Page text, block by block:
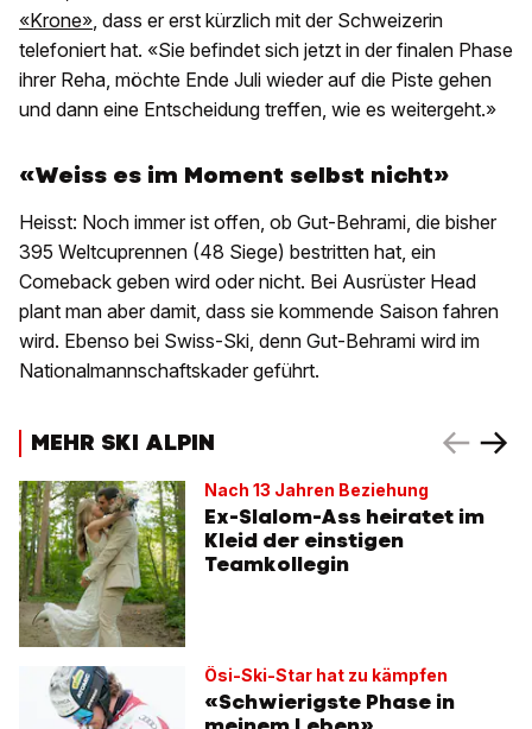
«Krone», dass er erst kürzlich mit der Schweizerin
telefoniert hat. «Sie befindet sich jetzt in der finalen Phase
ihrer Reha, möchte Ende Juli wieder auf die Piste gehen
und dann eine Entscheidung treffen, wie es weitergeht.»
«Weiss es im Moment selbst nicht»
Heisst: Noch immer ist offen, ob Gut-Behrami, die bisher
395 Weltcuprennen (48 Siege) bestritten hat, ein
Comeback geben wird oder nicht. Bei Ausrüster Head
plant man aber damit, dass sie kommende Saison fahren
wird. Ebenso bei Swiss-Ski, denn Gut-Behrami wird im
Nationalmannschaftskader geführt.
MEHR SKI ALPIN
Nach 13 Jahren Beziehung
Ex-Slalom-Ass heiratet im
Kleid der einstigen
Teamkollegin
Ösi-Ski-Star hat zu kämpfen
«Schwierigste Phase in